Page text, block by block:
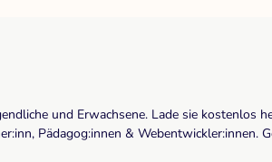
und Erwachsene. Lade sie
Pädagog:innen &